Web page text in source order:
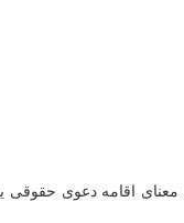
معنای اقامه دعوی